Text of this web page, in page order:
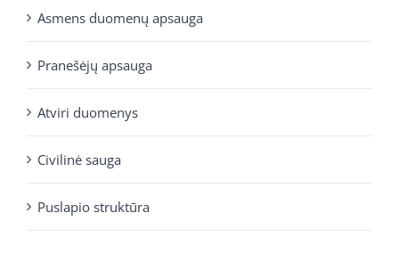
Asmens duomenų apsauga
Pranešėjų apsauga
Atviri duomenys
Civilinė sauga
Puslapio struktūra